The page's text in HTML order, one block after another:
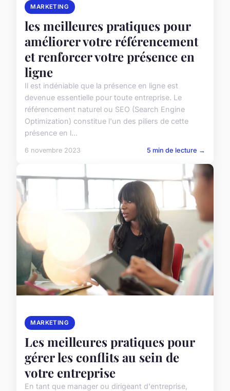
MARKETING
les meilleures pratiques pour
améliorer votre référencement
et renforcer votre présence en
ligne
Il est indéniable que la présence en ligne est
devenue essentielle pour toute entreprise. Le
référencement naturel ou SEO (Search Engine
Optimization) constitue l'un des piliers de cette
présence en l...
6 novembre 2023 5 min de lecture →
MARKETING
Les meilleures pratiques pour
gérer les conflits au sein de
votre entreprise
En tant que manager ou dirigeant d'entreprise,